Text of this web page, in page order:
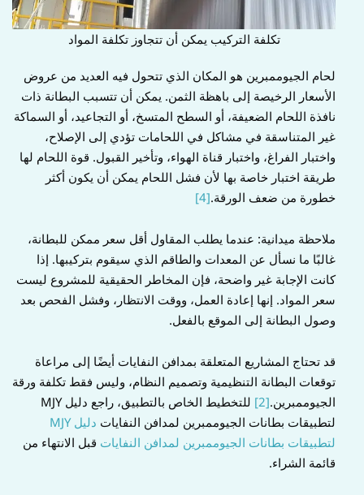
تكلفة التركيب يمكن أن تتجاوز تكلفة المواد
لحام الجيوممبرين هو المكان الذي تتحول فيه العديد من عروض
الأسعار الرخيصة إلى باهظة الثمن. يمكن أن تتسبب البطانة ذات
نافذة اللحام الضعيفة، أو السطح المتسخ، أو التجاعيد، أو السماكة
غير المتناسقة في مشاكل في اللحامات تؤدي إلى الإصلاح،
واختبار الفراغ، واختبار قناة الهواء، وتأخير القبول. قوة اللحام لها
طريقة اختبار خاصة بها لأن فشل اللحام يمكن أن يكون أكثر
خطورة من ضعف الورقة.[4]
ملاحظة ميدانية: عندما يطلب المقاول أقل سعر ممكن للبطانة،
غالبًا ما نسأل عن المعدات والطاقم الذي سيقوم بتركيبها. إذا
كانت الإجابة غير واضحة، فإن المخاطر الحقيقية للمشروع ليست
سعر المواد. إنها إعادة العمل، ووقت الانتظار، وفشل الفحص بعد
وصول البطانة إلى الموقع بالفعل.
قد تحتاج المشاريع المتعلقة بمدافن النفايات أيضًا إلى مراعاة
توقعات البطانة التنظيمية وتصميم النظام، وليس فقط تكلفة ورقة
الجيوممبرين.[2]
للتخطيط الخاص بالتطبيق، راجع دليل MJY
لتطبيقات بطانات الجيوممبرين لمدافن النفايات
دليل MJY
لتطبيقات بطانات الجيوممبرين لمدافن النفايات قبل الانتهاء من
قائمة الشراء.